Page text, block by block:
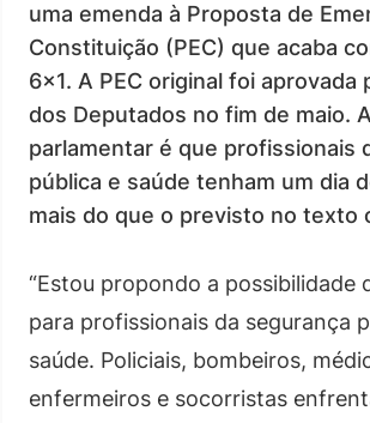
uma emenda à Proposta de
Constituição (PEC) que acaba
6×1. A PEC original foi aprovada
dos Deputados no fim de maio.
parlamentar é que profissionais
pública e saúde tenham um dia
mais do que o previsto no texto
“Estou propondo a possibilidade
para profissionais da segurança
saúde. Policiais, bombeiros,
enfermeiros e socorristas